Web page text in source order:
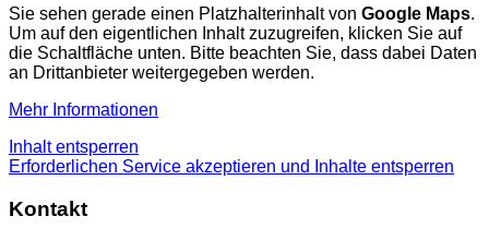
Sie sehen gerade einen Platzhalterinhalt von Google Maps.
Um auf den eigentlichen Inhalt zuzugreifen, klicken Sie auf
die Schaltfläche unten. Bitte beachten Sie, dass dabei Daten
an Drittanbieter weitergegeben werden.
Mehr Informationen
Inhalt entsperren
Erforderlichen Service akzeptieren und Inhalte entsperren
Kontakt